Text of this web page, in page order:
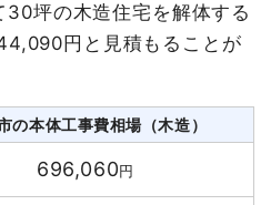
坪の木造住宅を解体する
円と見積もることが
の本体工事費相場（木造）
696,060円